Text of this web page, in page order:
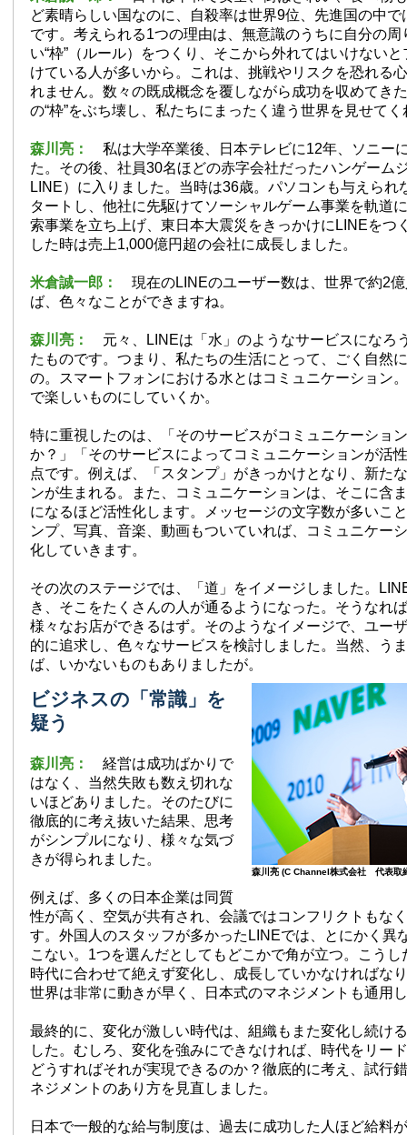
ど素晴らしい国なのに、自殺率は世界9位、先進国の中
です。考えられる1つの理由は、無意識のうちに自分の周
い“枠”（ルール）をつくり、そこから外れてはいけない
けている人が多いから。これは、挑戦やリスクを恐れる
れません。数々の既成概念を覆しながら成功を収めてき
の“枠”をぶち壊し、私たちにまったく違う世界を見せて
森川亮： 私は大学卒業後、日本テレビに12年、ソニー
た。その後、社員30名ほどの赤字会社だったハンゲーム
LINE）に入りました。当時は36歳。パソコンも与えられ
タートし、他社に先駆けてソーシャルゲーム事業を軌道
索事業を立ち上げ、東日本大震災をきっかけにLINEをつ
した時は売上1,000億円超の会社に成長しました。
米倉誠一郎： 現在のLINEのユーザー数は、世界で約2
ば、色々なことができますね。
森川亮： 元々、LINEは「水」のようなサービスになろ
たものです。つまり、私たちの生活にとって、ごく自然
の。スマートフォンにおける水とはコミュニケーション
で楽しいものにしていくか。
特に重視したのは、「そのサービスがコミュニケーショ
か？」「そのサービスによってコミュニケーションが活
点です。例えば、「スタンプ」がきっかけとなり、新た
ンが生まれる。また、コミュニケーションは、そこに含
になるほど活性化します。メッセージの文字数が多いこ
ンプ、写真、音楽、動画もついていれば、コミュニケー
化していきます。
その次のステージでは、「道」をイメージしました。
き、そこをたくさんの人が通るようになった。そうなれ
様々なお店ができるはず。そのようなイメージで、ユー
的に追求し、色々なサービスを検討しました。当然、う
ば、いかないものもありましたが。
森川亮 (C Channel株式会社 代表取
ビジネスの「常識」を
疑う
森川亮： 経営は成功ばかりで
はなく、当然失敗も数え切れな
いほどありました。そのたびに
徹底的に考え抜いた結果、思考
がシンプルになり、様々な気づ
きが得られました。
例えば、多くの日本企業は同質
性が高く、空気が共有され、会議ではコンフリクトもな
す。外国人のスタッフが多かったLINEでは、とにかく異
こない。1つを選んだとしてもどこかで角が立つ。こう
時代に合わせて絶えず変化し、成長していかなければな
世界は非常に動きが早く、日本式のマネジメントも通用
最終的に、変化が激しい時代は、組織もまた変化し続け
した。むしろ、変化を強みにできなければ、時代をリー
どうすればそれが実現できるのか？徹底的に考え、試行
ネジメントのあり方を見直しました。
日本で一般的な給与制度は、過去に成功した人ほど給料